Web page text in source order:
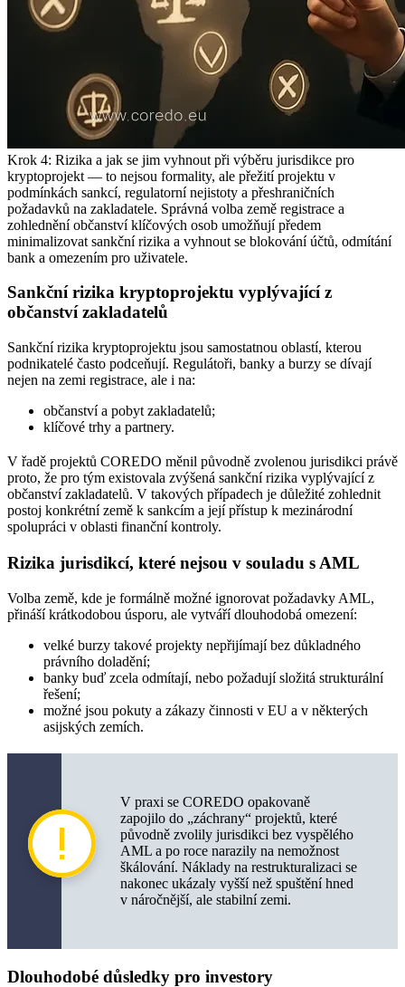
Krok 4: Rizika a jak se jim vyhnout při výběru jurisdikce pro
kryptoprojekt — to nejsou formality, ale přežití projektu v
podmínkách sankcí, regulatorní nejistoty a přeshraničních
požadavků na zakladatele. Správná volba země registrace a
zohlednění občanství klíčových osob umožňují předem
minimalizovat sankční rizika a vyhnout se blokování účtů, odmítání
bank a omezením pro uživatele.
Sankční rizika kryptoprojektu vyplývající z
občanství zakladatelů
Sankční rizika kryptoprojektu jsou samostatnou oblastí, kterou
podnikatelé často podceňují. Regulátoři, banky a burzy se dívají
nejen na zemi registrace, ale i na:
občanství a pobyt zakladatelů;
klíčové trhy a partnery.
V řadě projektů COREDO měnil původně zvolenou jurisdikci právě
proto, že pro tým existovala zvýšená sankční rizika vyplývající z
občanství zakladatelů. V takových případech je důležité zohlednit
postoj konkrétní země k sankcím a její přístup k mezinárodní
spolupráci v oblasti finanční kontroly.
Rizika jurisdikcí, které nejsou v souladu s AML
Volba země, kde je formálně možné ignorovat požadavky AML,
přináší krátkodobou úsporu, ale vytváří dlouhodobá omezení:
velké burzy takové projekty nepřijímají bez důkladného
právního doladění;
banky buď zcela odmítají, nebo požadují složitá strukturální
řešení;
možné jsou pokuty a zákazy činnosti v EU a v některých
asijských zemích.
V praxi se COREDO opakovaně
zapojilo do „záchrany“ projektů, které
původně zvolily jurisdikci bez vyspělého
AML a po roce narazily na nemožnost
škálování. Náklady na restrukturalizaci se
nakonec ukázaly vyšší než spuštění hned
v náročnější, ale stabilní zemi.
Dlouhodobé důsledky pro investory